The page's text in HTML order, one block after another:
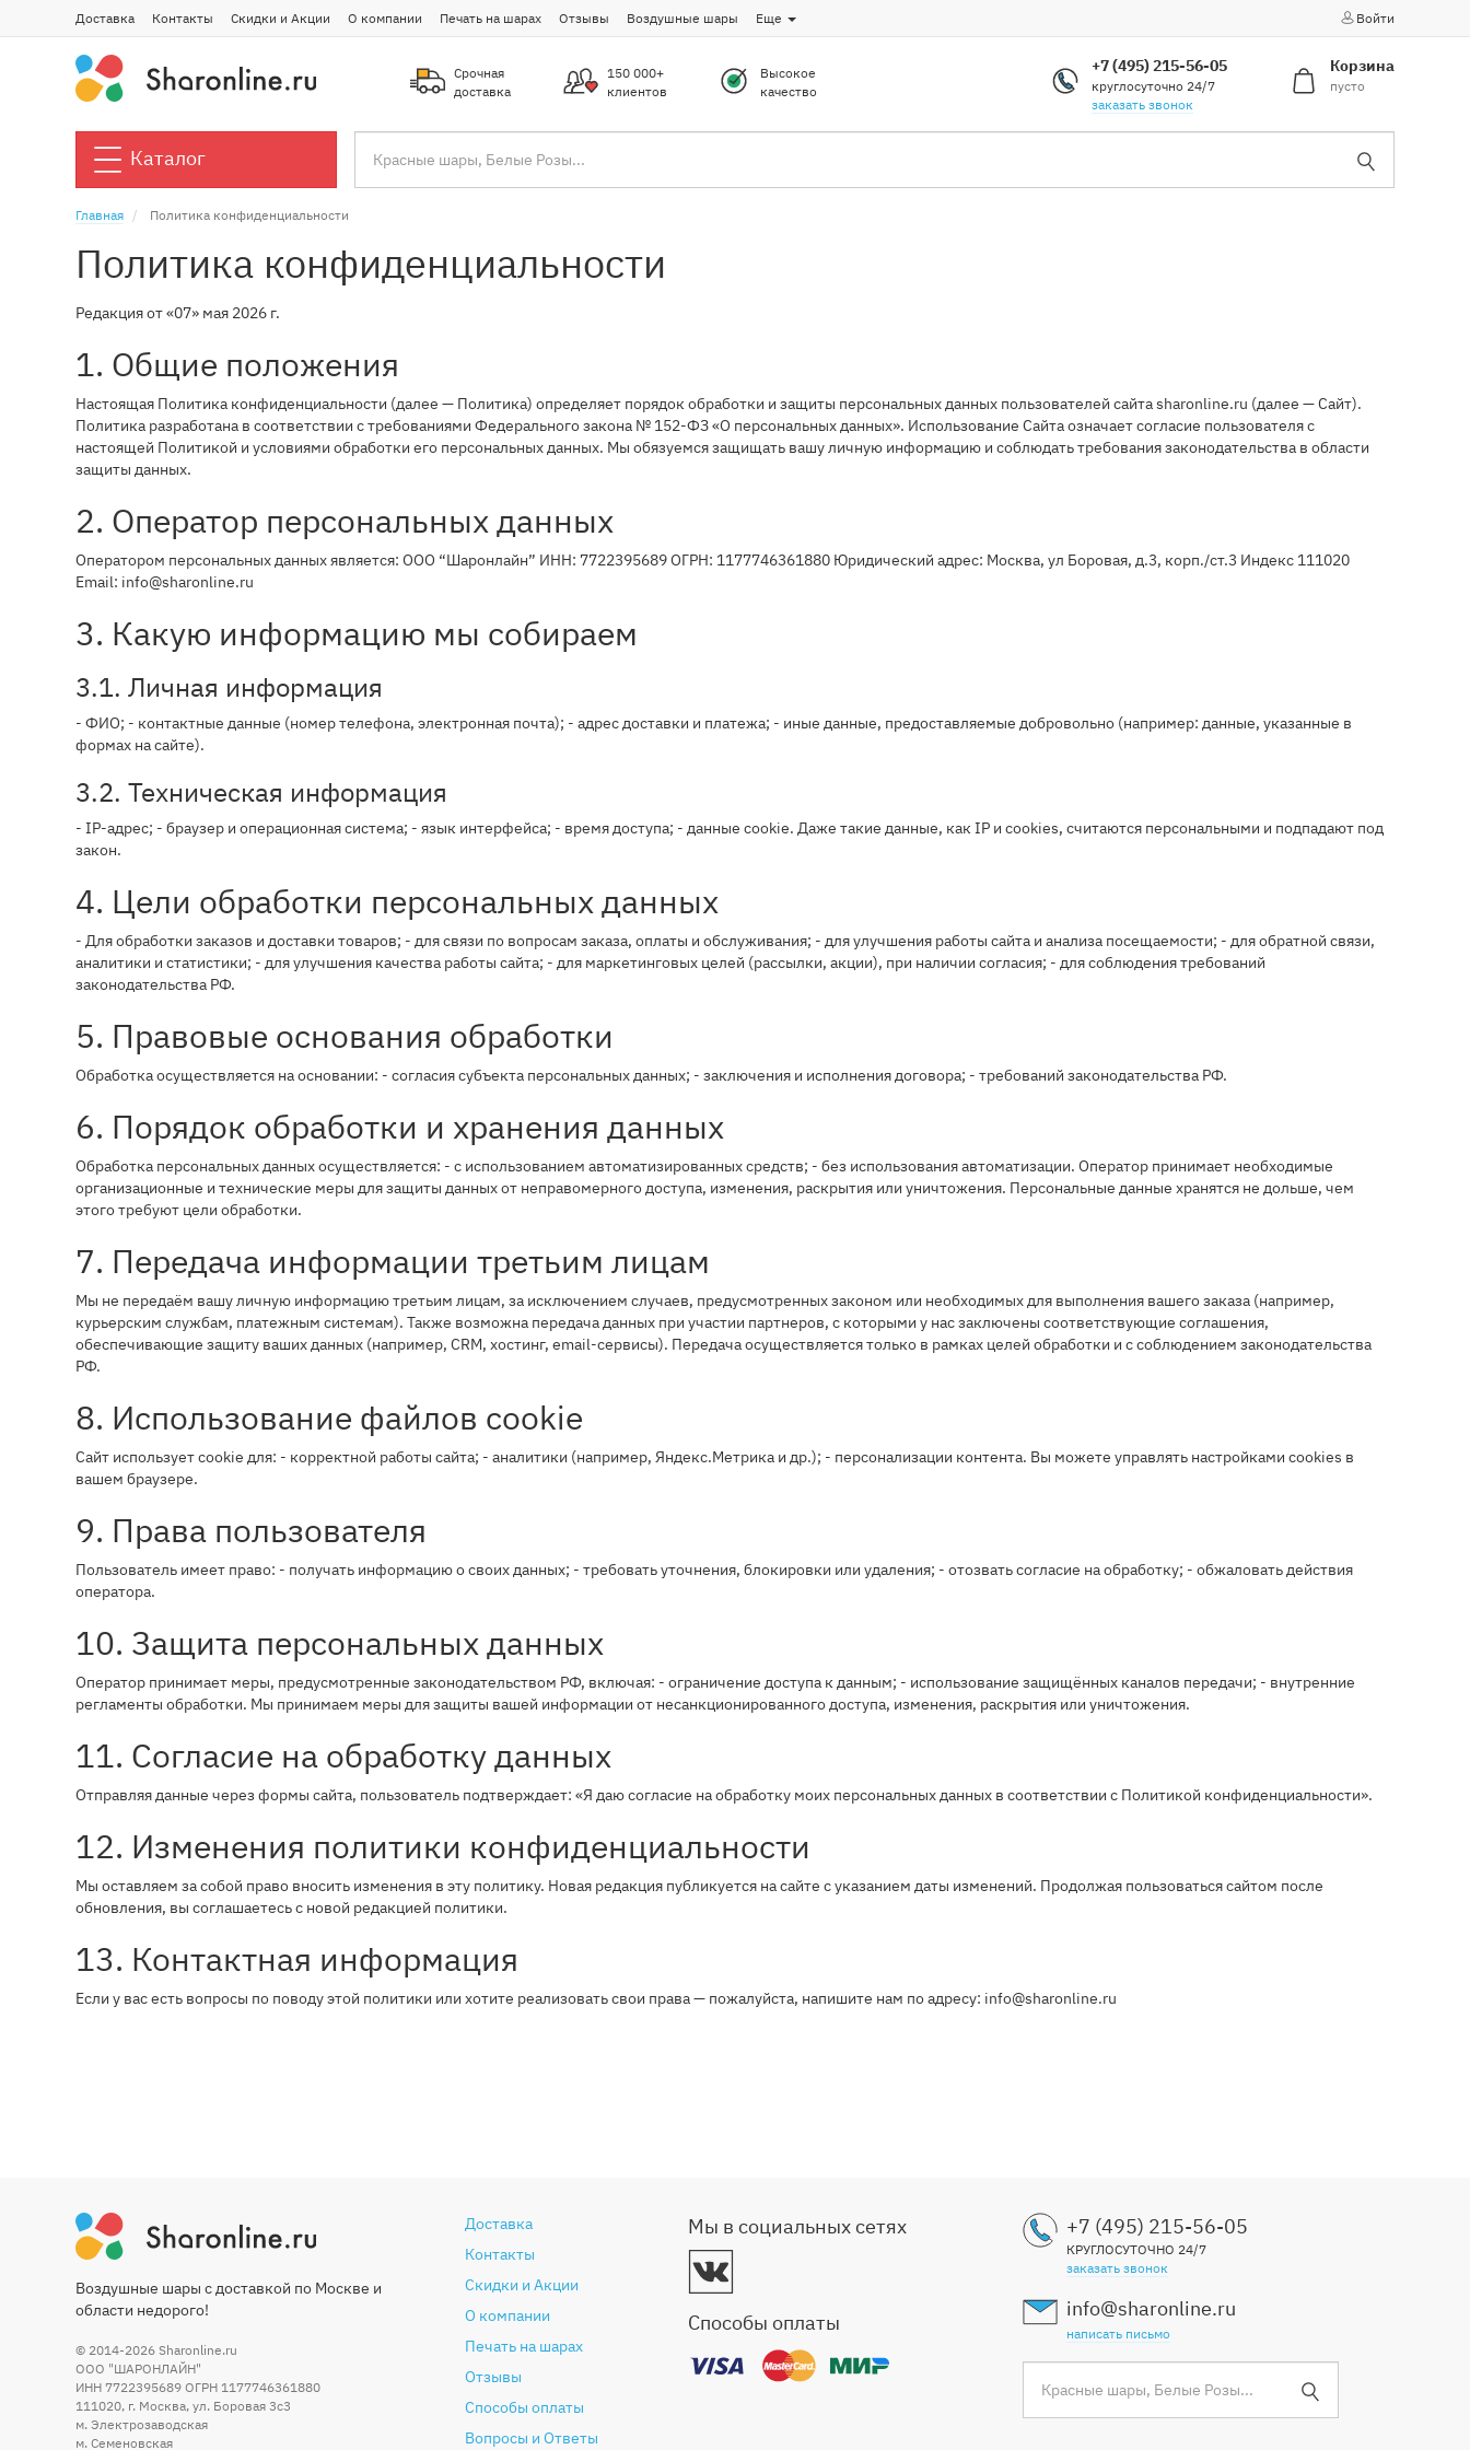
Доставка Контакты Скидки и Акции О компании Печать на шарах Отзывы Воздушные шары Еще Войти
Срочная
доставка
150 000+
клиентов
Высокое
качество
+7 (495) 215-56-05
круглосуточно 24/7
заказать звонок
Корзина
пусто
Каталог
Главная Политика конфиденциальности
Политика конфиденциальности
Редакция от «07» мая 2026 г.
1. Общие положения
Настоящая Политика конфиденциальности (далее — Политика) определяет порядок обработки и защиты персональных данных пользователей сайта sharonline.ru (далее — Сайт).
Политика разработана в соответствии с требованиями Федерального закона № 152-ФЗ «О персональных данных». Использование Сайта означает согласие пользователя с
настоящей Политикой и условиями обработки его персональных данных. Мы обязуемся защищать вашу личную информацию и соблюдать требования законодательства в области
защиты данных.
2. Оператор персональных данных
Оператором персональных данных является: ООО “Шаронлайн” ИНН: 7722395689 ОГРН: 1177746361880 Юридический адрес: Москва, ул Боровая, д.3, корп./ст.3 Индекс 111020
Email: info@sharonline.ru
3. Какую информацию мы собираем
3.1. Личная информация
- ФИО; - контактные данные (номер телефона, электронная почта); - адрес доставки и платежа; - иные данные, предоставляемые добровольно (например: данные, указанные в
формах на сайте).
3.2. Техническая информация
- IP-адрес; - браузер и операционная система; - язык интерфейса; - время доступа; - данные cookie. Даже такие данные, как IP и cookies, считаются персональными и подпадают под
закон.
4. Цели обработки персональных данных
- Для обработки заказов и доставки товаров; - для связи по вопросам заказа, оплаты и обслуживания; - для улучшения работы сайта и анализа посещаемости; - для обратной связи,
аналитики и статистики; - для улучшения качества работы сайта; - для маркетинговых целей (рассылки, акции), при наличии согласия; - для соблюдения требований
законодательства РФ.
5. Правовые основания обработки
Обработка осуществляется на основании: - согласия субъекта персональных данных; - заключения и исполнения договора; - требований законодательства РФ.
6. Порядок обработки и хранения данных
Обработка персональных данных осуществляется: - с использованием автоматизированных средств; - без использования автоматизации. Оператор принимает необходимые
организационные и технические меры для защиты данных от неправомерного доступа, изменения, раскрытия или уничтожения. Персональные данные хранятся не дольше, чем
этого требуют цели обработки.
7. Передача информации третьим лицам
Мы не передаём вашу личную информацию третьим лицам, за исключением случаев, предусмотренных законом или необходимых для выполнения вашего заказа (например,
курьерским службам, платежным системам). Также возможна передача данных при участии партнеров, с которыми у нас заключены соответствующие соглашения,
обеспечивающие защиту ваших данных (например, CRM, хостинг, email-сервисы). Передача осуществляется только в рамках целей обработки и с соблюдением законодательства
РФ.
8. Использование файлов cookie
Сайт использует cookie для: - корректной работы сайта; - аналитики (например, Яндекс.Метрика и др.); - персонализации контента. Вы можете управлять настройками cookies в
вашем браузере.
9. Права пользователя
Пользователь имеет право: - получать информацию о своих данных; - требовать уточнения, блокировки или удаления; - отозвать согласие на обработку; - обжаловать действия
оператора.
10. Защита персональных данных
Оператор принимает меры, предусмотренные законодательством РФ, включая: - ограничение доступа к данным; - использование защищённых каналов передачи; - внутренние
регламенты обработки. Мы принимаем меры для защиты вашей информации от несанкционированного доступа, изменения, раскрытия или уничтожения.
11. Согласие на обработку данных
Отправляя данные через формы сайта, пользователь подтверждает: «Я даю согласие на обработку моих персональных данных в соответствии с Политикой конфиденциальности».
12. Изменения политики конфиденциальности
Мы оставляем за собой право вносить изменения в эту политику. Новая редакция публикуется на сайте с указанием даты изменений. Продолжая пользоваться сайтом после
обновления, вы соглашаетесь с новой редакцией политики.
13. Контактная информация
Если у вас есть вопросы по поводу этой политики или хотите реализовать свои права — пожалуйста, напишите нам по адресу: info@sharonline.ru
Воздушные шары с доставкой по Москве и
области недорого!
© 2014-2026 Sharonline.ru
ООО "ШАРОНЛАЙН"
ИНН 7722395689 ОГРН 1177746361880
111020, г. Москва, ул. Боровая 3c3
м. Электрозаводская
м. Семеновская
Доставка
Контакты
Скидки и Акции
О компании
Печать на шарах
Отзывы
Способы оплаты
Вопросы и Ответы
Мы в социальных сетях
Способы оплаты
+7 (495) 215-56-05
КРУГЛОСУТОЧНО 24/7
заказать звонок
info@sharonline.ru
написать письмо